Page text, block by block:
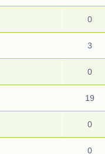
0
3
0
19
0
0